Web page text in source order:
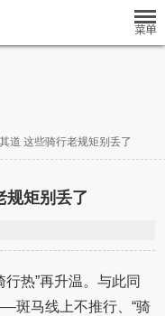
道 这些骑行老规矩别丢了
规矩别丢了
热”再升温。与此同
斑马线上不推行、“骑